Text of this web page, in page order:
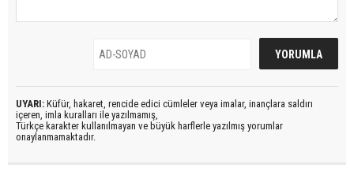
UYARI: Küfür, hakaret, rencide edici cümleler veya imalar, inançlara saldırı
içeren, imla kuralları ile yazılmamış,
Türkçe karakter kullanılmayan ve büyük harflerle yazılmış yorumlar
onaylanmamaktadır.